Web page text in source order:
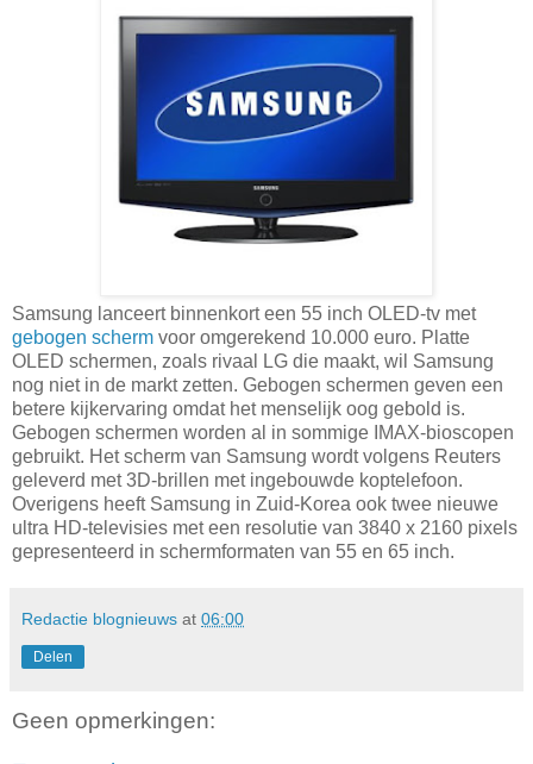
Samsung lanceert binnenkort een 55 inch OLED-tv met
gebogen scherm voor omgerekend 10.000 euro. Platte
OLED schermen, zoals rivaal LG die maakt, wil Samsung
nog niet in de markt zetten. Gebogen schermen geven een
betere kijkervaring omdat het menselijk oog gebold is.
Gebogen schermen worden al in sommige IMAX-bioscopen
gebruikt. Het scherm van Samsung wordt volgens Reuters
geleverd met 3D-brillen met ingebouwde koptelefoon.
Overigens heeft Samsung in Zuid-Korea ook twee nieuwe
ultra HD-televisies met een resolutie van 3840 x 2160 pixels
gepresenteerd in schermformaten van 55 en 65 inch.
Redactie blognieuws at 06:00
Delen
Geen opmerkingen: